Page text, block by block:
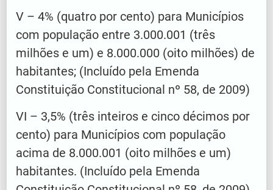
V – 4% (quatro por cento) para Municípios
com população entre 3.000.001 (três
milhões e um) e 8.000.000 (oito milhões) de
habitantes; (Incluído pela Emenda
Constituição Constitucional nº 58, de 2009)
VI – 3,5% (três inteiros e cinco décimos por
cento) para Municípios com população
acima de 8.000.001 (oito milhões e um)
habitantes. (Incluído pela Emenda